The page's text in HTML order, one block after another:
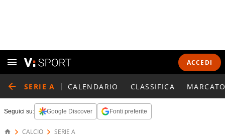
ACCEDI
SERIE A CALENDARIO CLASSIFICA
Seguici su: Google Discover Fonti preferite
CALCIO SERIE A